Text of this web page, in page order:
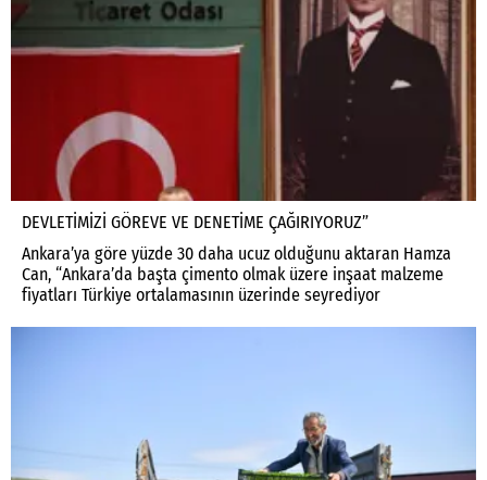
DEVLETİMİZİ GÖREVE VE DENETİME ÇAĞIRIYORUZ”
Ankara’ya göre yüzde 30 daha ucuz olduğunu aktaran Hamza
Can, “Ankara’da başta çimento olmak üzere inşaat malzeme
fiyatları Türkiye ortalamasının üzerinde seyrediyor